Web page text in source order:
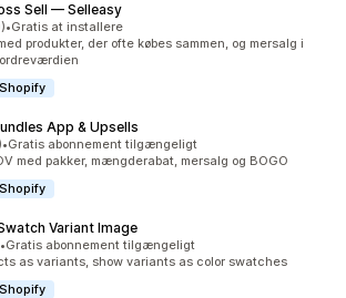
Sell — Selleasy
i alt
•Gratis at installere
produkter, der ofte købes sammen, og mersalg i
App & Upsells
i alt
•Gratis abonnement tilgængeligt
med pakker, mængderabat, mersalg og BOGO
Variant Image
i alt
•Gratis abonnement tilgængeligt
as variants, show variants as color swatches